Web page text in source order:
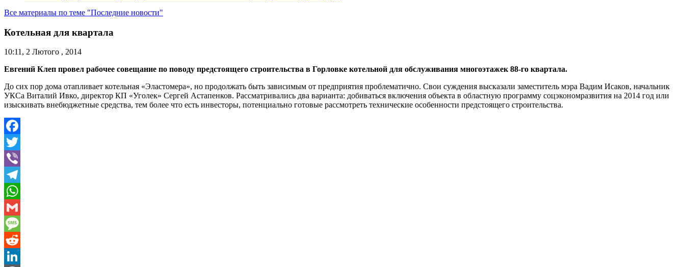
Все материалы по теме "Последние новости"
Котельная для квартала
10:11, 2 Лютого , 2014
Евгений Клеп провел рабочее совещание по поводу предстоящего строительства в Горловке котельной для обслуживания многоэтажек 88-го квартала.
До сих пор дома отапливает котельная «Эластомера», но продолжать быть зависимым от предприятия проблематично. Свои суждения высказали заместитель мэра Вадим Исаков, начальник
УКСа Виталий Ивко, директор КП «Уголек» Сергей Астапенков. Рассматривались два варианта: добиваться включения объекта в областную программу соцэкономразвития на 2014 год или
изыскивать внебюджетные средства, тем более что есть инвесторы, потенциально готовые рассмотреть технические особенности предстоящего строительства.
Facebook
Twitter
Viber
Telegram
WhatsApp
Gmail
Message
Reddit